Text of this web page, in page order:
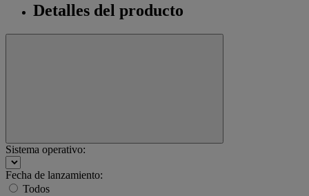
Detalles del producto
Sistema operativo:
Fecha de lanzamiento:
Todos